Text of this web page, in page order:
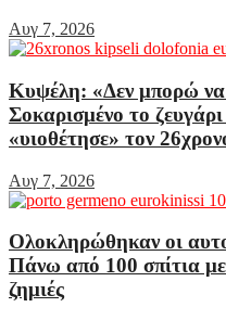
Αυγ 7, 2026
Κυψέλη: «Δεν μπορώ
Σοκαρισμένο το
«υιοθέτησε» τον
Αυγ 7, 2026
Ολοκληρώθηκαν οι
Πάνω από 100 σπίτια
ζημιές